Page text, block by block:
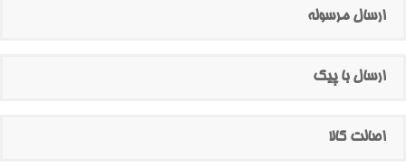
ارسال مرسوله
ارسال با پیک
اصالت کالا